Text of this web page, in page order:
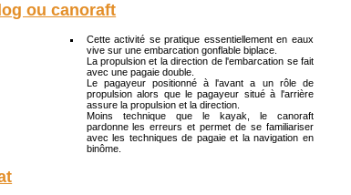
ou canoraft
Cette activité se pratique essentiellement en eaux
vive sur une embarcation gonflable biplace.
La propulsion et la direction de l'embarcation se fait
avec une pagaie double.
Le pagayeur positionné à l'avant a un rôle de
propulsion alors que le pagayeur situé à l'arrière
assure la propulsion et la direction.
Moins technique que le kayak, le canoraft
pardonne les erreurs et permet de se familiariser
avec les techniques de pagaie et la navigation en
binôme.